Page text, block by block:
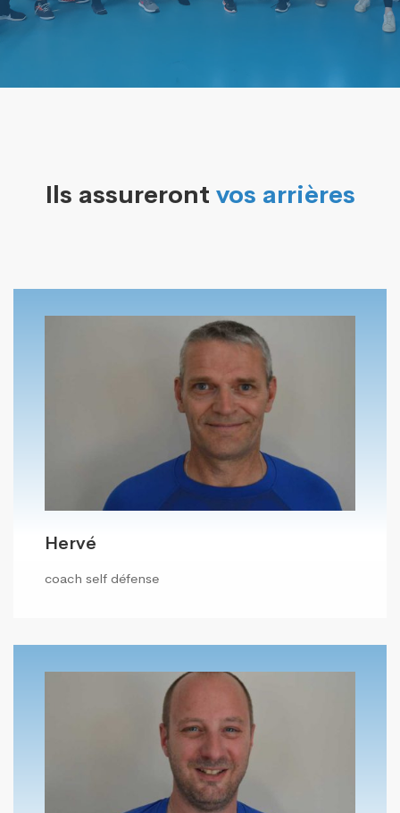
Ils assureront vos arrières
Hervé
coach self défense